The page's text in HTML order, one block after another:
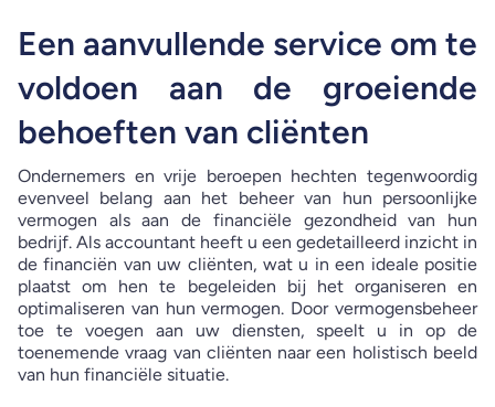
Een aanvullende service om te
voldoen aan de groeiende
behoeften van cliënten
Ondernemers en vrije beroepen hechten tegenwoordig
evenveel belang aan het beheer van hun persoonlijke
vermogen als aan de financiële gezondheid van hun
bedrijf. Als accountant heeft u een gedetailleerd inzicht in
de financiën van uw cliënten, wat u in een ideale positie
plaatst om hen te begeleiden bij het organiseren en
optimaliseren van hun vermogen. Door vermogensbeheer
toe te voegen aan uw diensten, speelt u in op de
toenemende vraag van cliënten naar een holistisch beeld
van hun financiële situatie.